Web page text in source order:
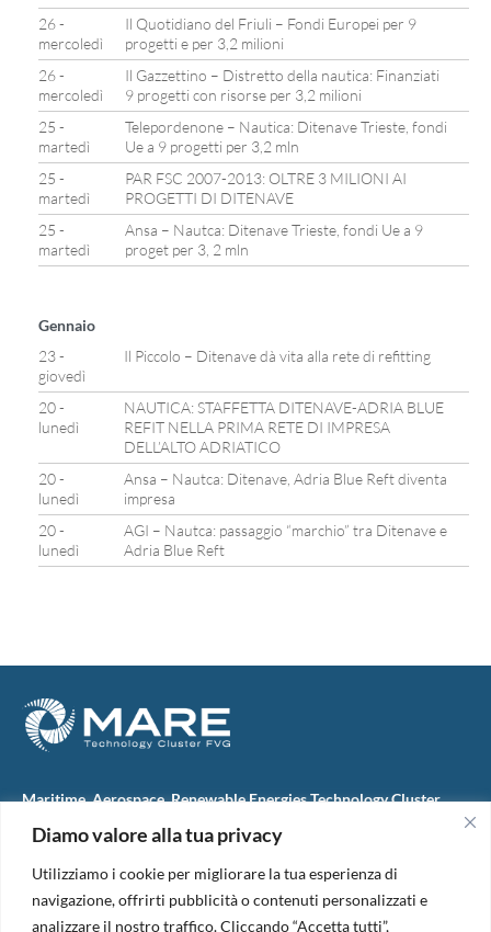
Diamo valore alla tua privacy
Utilizziamo i cookie per migliorare la tua esperienza di
navigazione, offrirti pubblicità o contenuti personalizzati e
analizzare il nostro traffico. Cliccando “Accetta tutti”,
26 -
mercoledì
Il Quotidiano del Friuli – Fondi Europei per 9
progetti e per 3,2 milioni
26 -
mercoledì
Il Gazzettino – Distretto della nautica: Finanziati
9 progetti con risorse per 3,2 milioni
25 -
martedì
Telepordenone – Nautica: Ditenave Trieste, fondi
Ue a 9 progetti per 3,2 mln
25 -
martedì
PAR FSC 2007-2013: OLTRE 3 MILIONI AI
PROGETTI DI DITENAVE
25 -
martedì
Ansa – Nautca: Ditenave Trieste, fondi Ue a 9
proget per 3, 2 mln
Gennaio
23 -
giovedì
Il Piccolo – Ditenave dà vita alla rete di refitting
20 -
lunedì
NAUTICA: STAFFETTA DITENAVE-ADRIA BLUE
REFIT NELLA PRIMA RETE DI IMPRESA
DELL’ALTO ADRIATICO
20 -
lunedì
Ansa – Nautca: Ditenave, Adria Blue Reft diventa
impresa
20 -
lunedì
AGI – Nautca: passaggio “marchio” tra Ditenave e
Adria Blue Reft
Maritime, Aerospace, Renewable Energies Technology Cluster
M.A.R.E. TC FVG S.c.ar.l.
34074 Monfalcone (Italy)
tel. +39 0481 723440
Codice Fiscale e Partita Iva: 01138620313